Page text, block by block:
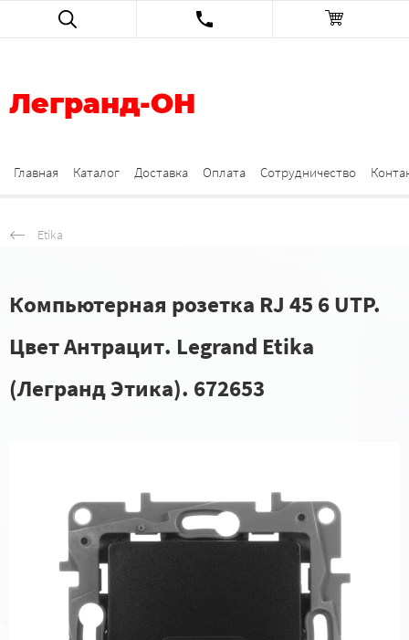
Легранд-ОН
Главная Каталог Доставка Оплата Сотрудничество
Etika
Компьютерная розетка RJ 45 6 UTP.
Цвет Антрацит. Legrand Etika
(Легранд Этика). 672653